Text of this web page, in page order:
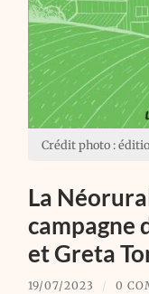
Crédit photo :
La
campagne
et Greta
19/07/2023 / 0